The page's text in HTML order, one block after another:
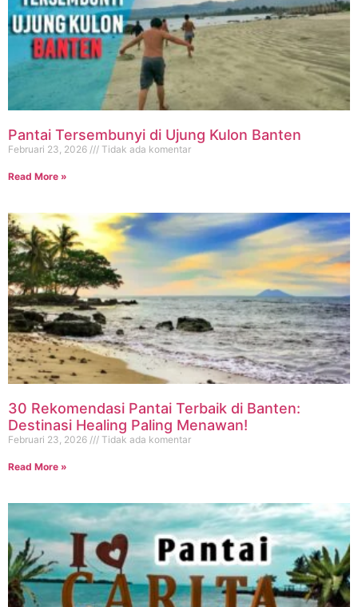
Pantai Tersembunyi di Ujung Kulon Banten
Februari 23, 2026 Tidak ada komentar
Read More »
30 Rekomendasi Pantai Terbaik di Banten:
Destinasi Healing Paling Menawan!
Februari 23, 2026 Tidak ada komentar
Read More »